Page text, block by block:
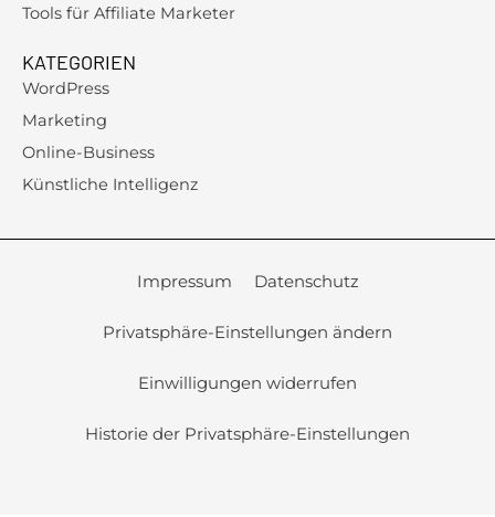
Tools für Affiliate Marketer
KATEGORIEN
WordPress
Marketing
Online-Business
Künstliche Intelligenz
Impressum Datenschutz
Privatsphäre-Einstellungen ändern
Einwilligungen widerrufen
Historie der Privatsphäre-Einstellungen